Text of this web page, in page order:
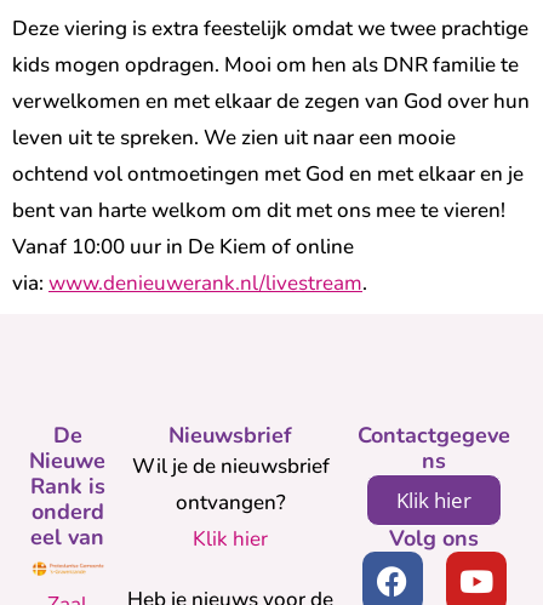
Deze viering is extra feestelijk omdat we twee prachtige
kids mogen opdragen. Mooi om hen als DNR familie te
verwelkomen en met elkaar de zegen van God over hun
leven uit te spreken. We zien uit naar een mooie
ochtend vol ontmoetingen met God en met elkaar en je
bent van harte welkom om dit met ons mee te vieren!
Vanaf 10:00 uur in De Kiem of online
via: www.denieuwerank.nl/livestream.
Nieuwsbrief
Wil je de nieuwsbrief
ontvangen?
Klik hier
Heb je nieuws voor de
De
Nieuwe
Rank is
onderd
eel van
Contactgegeve
ns
Klik hier
Volg ons